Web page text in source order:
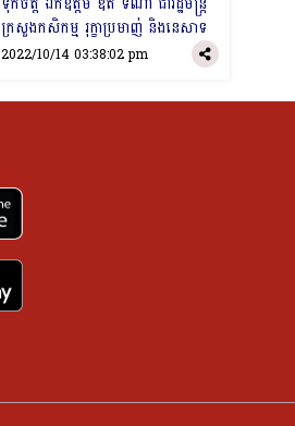
ក្រសួងកសិកម្ម រុក្ខាប្រមាញ់ និងនេសាទ
2022/10/14 03:38:02 pm